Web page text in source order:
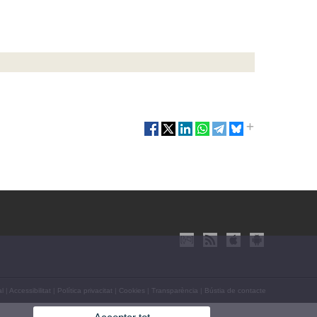
Accessibilitat Política privacitat Cookies Transparència Bústia de contacte